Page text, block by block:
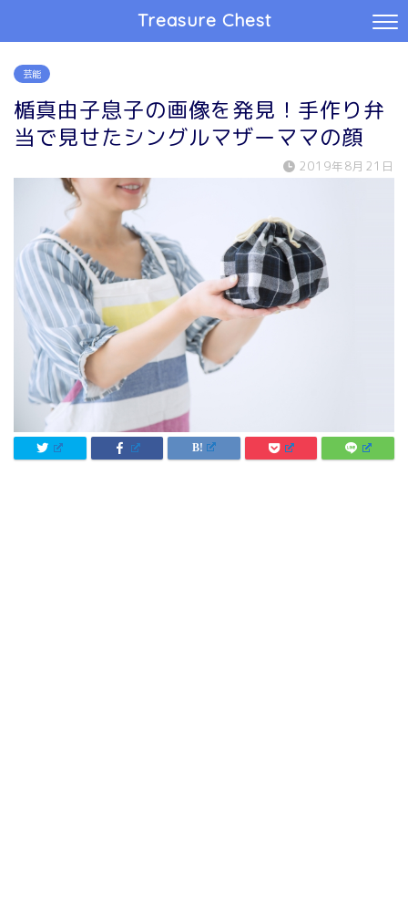
Treasure Chest
芸能
楯真由子息子の画像を発見！手作り弁
当で見せたシングルマザーママの顔
2019年8月21日